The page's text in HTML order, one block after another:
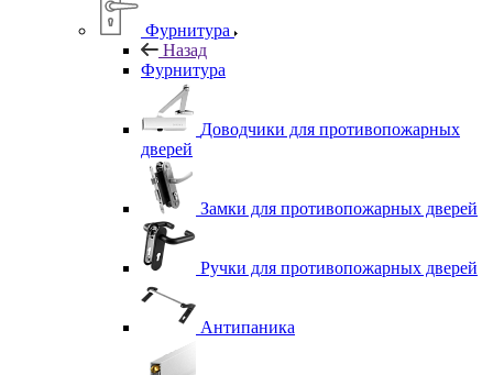
Фурнитура
Назад
Фурнитура
Доводчики для противопожарных
дверей
Замки для противопожарных дверей
Ручки для противопожарных дверей
Антипаника